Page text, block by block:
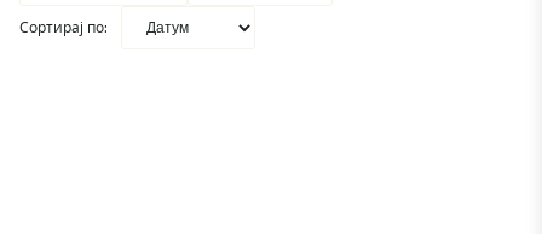
Сортирај по: